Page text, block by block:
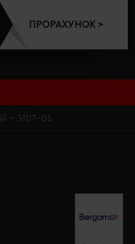
ПРОРАХУНОК >
- 3107-06